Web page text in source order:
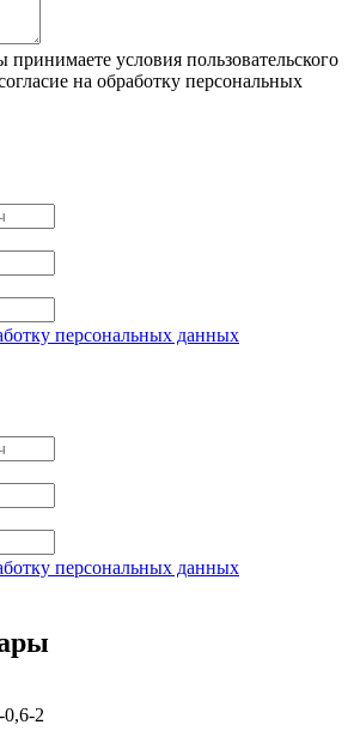
условия пользовательского
на обработку персональных
персональных данных
персональных данных
2